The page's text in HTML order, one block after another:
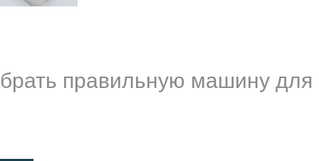
правильную машину для